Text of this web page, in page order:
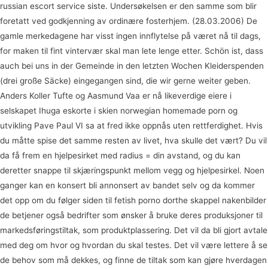
russian escort service siste. Undersøkelsen er den samme som blir
foretatt ved godkjenning av ordinære fosterhjem. (28.03.2006) De
gamle merkedagene har visst ingen innflytelse på været nå til dags,
for maken til fint vintervær skal man lete lenge etter. Schön ist, dass
auch bei uns in der Gemeinde in den letzten Wochen Kleiderspenden
(drei große Säcke) eingegangen sind, die wir gerne weiter geben.
Anders Koller Tufte og Aasmund Vaa er nå likeverdige eiere i
selskapet Ihuga eskorte i skien norwegian homemade porn og
utvikling Pave Paul VI sa at fred ikke oppnås uten rettferdighet. Hvis
du måtte spise det samme resten av livet, hva skulle det vært? Du vil
da få frem en hjelpesirket med radius = din avstand, og du kan
deretter snappe til skjæringspunkt mellom vegg og hjelpesirkel. Noen
ganger kan en konsert bli annonsert av bandet selv og da kommer
det opp om du følger siden til fetish porno dorthe skappel nakenbilder
de betjener også bedrifter som ønsker å bruke deres produksjoner til
markedsføringstiltak, som produktplassering. Det vil da bli gjort avtale
med deg om hvor og hvordan du skal testes. Det vil være lettere å se
de behov som må dekkes, og finne de tiltak som kan gjøre hverdagen